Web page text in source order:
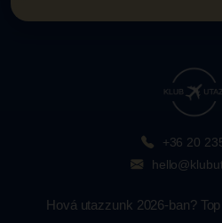
+36 20
Hová utazzunk 2026-ban?